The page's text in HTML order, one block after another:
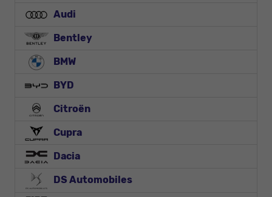
Audi
Bentley
BMW
BYD
Citroën
Cupra
Dacia
DS Automobiles